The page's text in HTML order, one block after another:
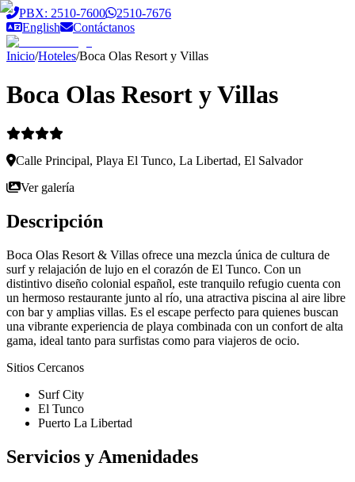
Saltar al contenido principal
PBX: 2510-7600
2510-7676
English
Contáctanos
Inicio/Hoteles/Boca Olas Resort y Villas
Boca Olas Resort y Villas
Calle Principal, Playa El Tunco, La Libertad, El Salvador
Ver galería
Descripción
Boca Olas Resort & Villas ofrece una mezcla única de cultura de
surf y relajación de lujo en el corazón de El Tunco. Con un
distintivo diseño colonial español, este tranquilo refugio cuenta con
un hermoso restaurante junto al río, una atractiva piscina al aire libre
con bar y amplias villas. Es el escape perfecto para quienes buscan
una vibrante experiencia de playa combinada con un confort de alta
gama, ideal tanto para surfistas como para viajeros de ocio.
Sitios Cercanos
Surf City
El Tunco
Puerto La Libertad
Servicios y Amenidades